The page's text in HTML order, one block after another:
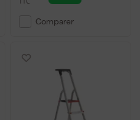
Comparer